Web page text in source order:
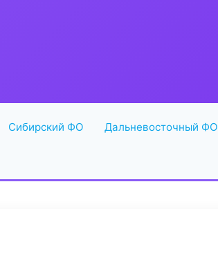
Сибирский ФО Дальневосточный ФО